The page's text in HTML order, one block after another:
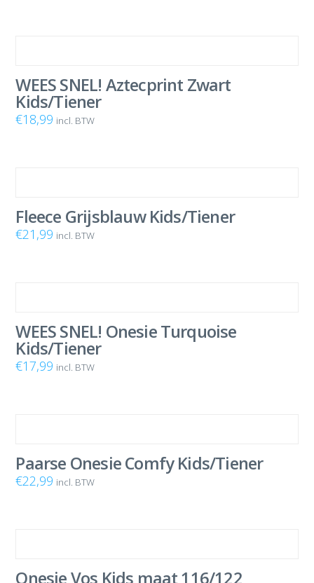
WEES SNEL! Aztecprint Zwart
Kids/Tiener
€18,99 incl. BTW
Fleece Grijsblauw Kids/Tiener
€21,99 incl. BTW
WEES SNEL! Onesie Turquoise
Kids/Tiener
€17,99 incl. BTW
Paarse Onesie Comfy Kids/Tiener
€22,99 incl. BTW
Onesie Vos Kids maat 116/122